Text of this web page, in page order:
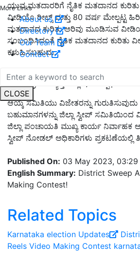
More Links
About us
Directory
Our Team
Contact
CLOSE
ಯುವ ಮತದಾರರಿಗೆ ನೈತಿಕ ಮತದಾನದ
ವೀಡಿಯೊ ರೀಲ್ಸ್ ಮತ್ತು 80 ವರ್ಷ ಮೇಲ್ಪಟ್ಟ
ಮತದಾನದ ಕುರಿತು ಅರಿವು ಮೂಡಿಸುವ
ಸಂಬಂಧಿಸಿದಂತೆ ನೈತಿಕ ಮತದಾನದ ಕುರಿತು
ಕಳುಹಿಸಬಹುದು.
ಈ ರೀಲ್ಸ್ ವೀಡಿಯೋ ಸ್ಪರ್ಧೆಯಲ್ಲಿ ಧಾರವಾಡ
ಮತ ಕ್ಷೇತ್ರಗಳ ವ್ಯಾಪ್ತಿಯಲ್ಲಿ ಇರುವ ಸ್ಪರ್ಧಿಗಳು
ಆಯ್ಕೆ ಸಮಿತಿಯು ವಿಜೇತರನ್ನು
ಬಹುಮಾನಗಳನ್ನು ಜಿಲ್ಲಾ ಸ್ವೀಪ್ ಸಮಿತಿಯಿಂದ
ಜಿಲ್ಲಾ ಪಂಚಾಯತಿ ಮುಖ್ಯ ಕಾರ್ಯ ನಿರ್ವಾಹಕ
ಸ್ವೀಪ್ ನೋಡಲ್ ಅಧಿಕಾರಿಗಳು ಪ್ರಕಟಣೆಯಲ್ಲಿ
Published On: 03 May 2023, 03:29
English Summary: District Sweep
Making Contest!
Related Topics
Karnataka election Updates
Reels Video Making Contest